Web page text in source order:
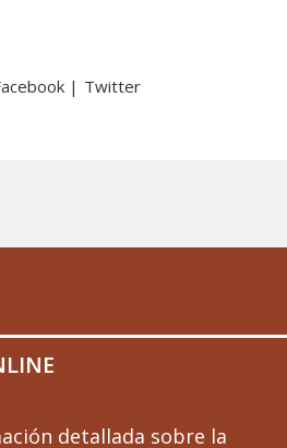
Twitter
detallada sobre la